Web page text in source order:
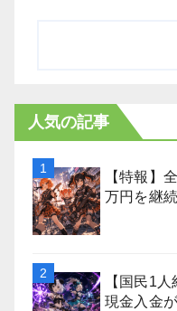
人気の記事
【特報】
万円を継
【国民1
現金入金